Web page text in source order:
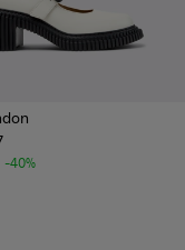
002 - Weiße
001
-40%